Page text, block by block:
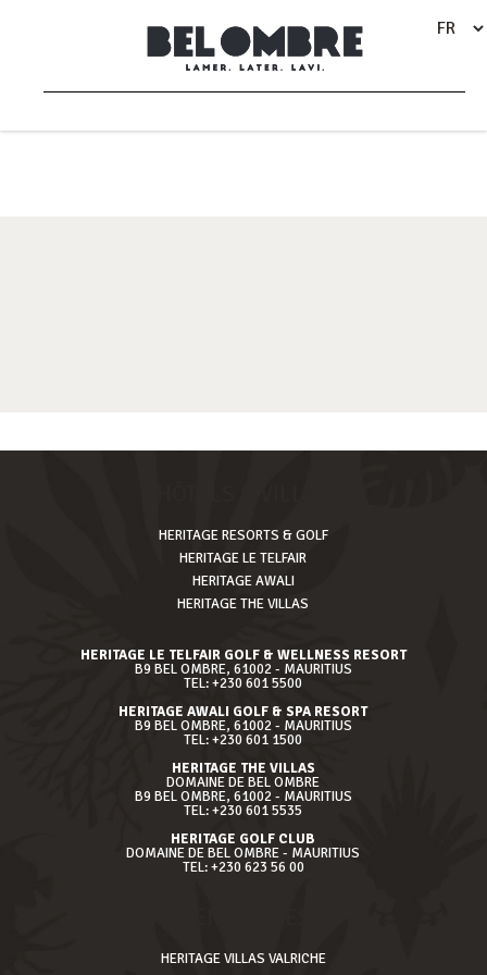
HERITAGE RESORTS & GOLF
HERITAGE LE TELFAIR
HERITAGE AWALI
HERITAGE THE VILLAS
HERITAGE LE TELFAIR GOLF & WELLNESS RESORT
B9 BEL OMBRE, 61002 - MAURITIUS
TEL: +230 601 5500
HERITAGE AWALI GOLF & SPA RESORT
B9 BEL OMBRE, 61002 - MAURITIUS
TEL: +230 601 1500
HERITAGE THE VILLAS
DOMAINE DE BEL OMBRE
B9 BEL OMBRE, 61002 - MAURITIUS
TEL: +230 601 5535
HERITAGE GOLF CLUB
DOMAINE DE BEL OMBRE - MAURITIUS
TEL: +230 623 56 00
HERITAGE VILLAS VALRICHE